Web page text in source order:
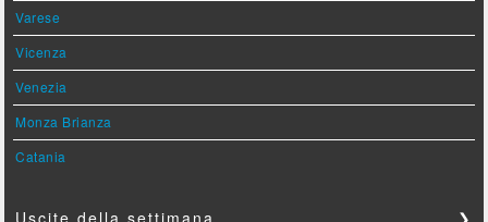
Varese
Vicenza
Venezia
Monza Brianza
Catania
Uscite della settimana ❯